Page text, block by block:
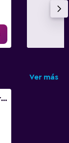
Ver más
Modern and Airy Belgravia Living